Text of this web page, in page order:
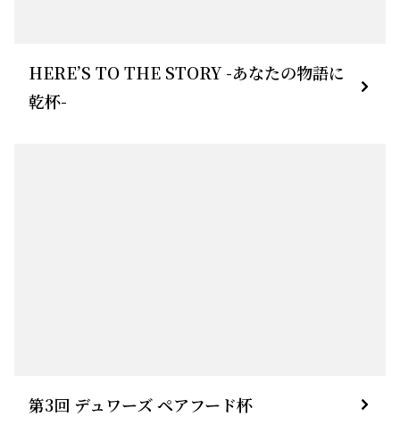
HERE’S TO THE STORY -あなたの物語に
乾杯-
第3回 デュワーズ ペアフード杯